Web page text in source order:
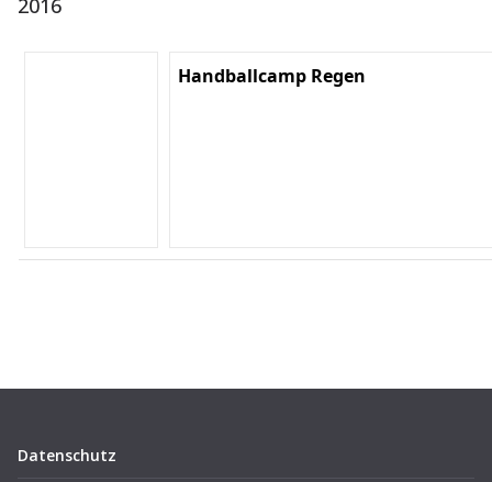
2016
Handballcamp Regen
Datenschutz